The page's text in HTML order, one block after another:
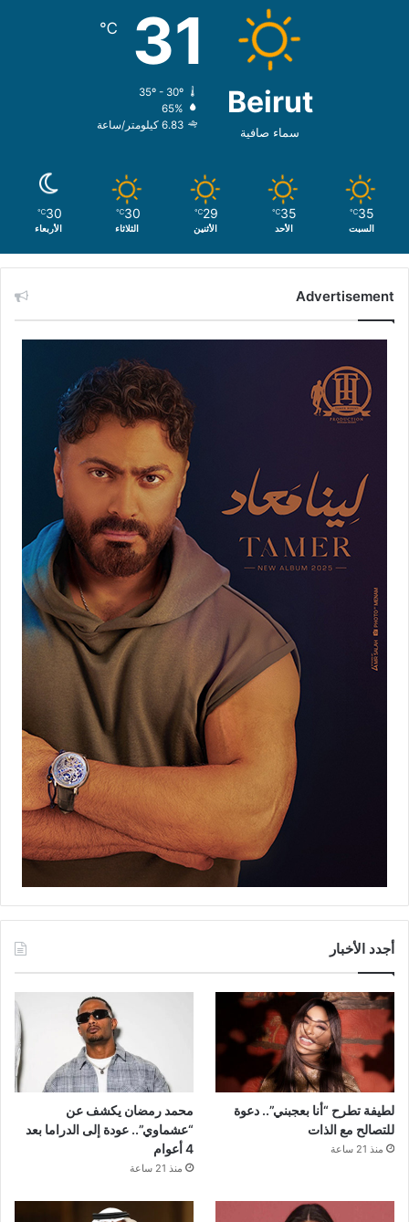
Beirut
سماء صافية
31
℃
35º - 30º
65%
6.83 كيلومتر/ساعة
35
℃
السبت
35
℃
الأحد
29
℃
الأثنين
30
℃
الثلاثاء
30
℃
الأربعاء
Advertisement
أجدد الأخبار
لطيفة تطرح “أنا بعجبني”.. دعوة
للتصالح مع الذات
منذ 21 ساعة
محمد رمضان يكشف عن
“عشماوي”.. عودة إلى الدراما بعد
4 أعوام
منذ 21 ساعة